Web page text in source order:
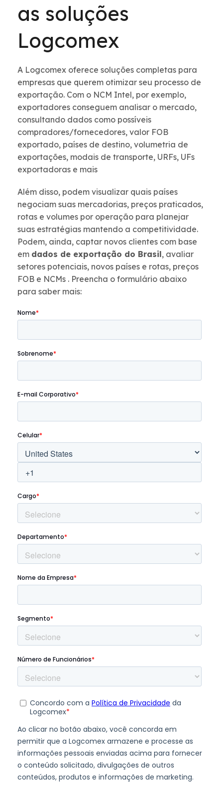
as soluções
Logcomex
A Logcomex oferece soluções completas para
empresas que querem otimizar seu processo de
exportação. Com o NCM Intel, por exemplo,
exportadores conseguem analisar o mercado,
consultando dados como possíveis
compradores/fornecedores, valor FOB
exportado, países de destino, volumetria de
exportações, modais de transporte, URFs, UFs
exportadoras e mais
Além disso, podem visualizar quais países
negociam suas mercadorias, preços praticados,
rotas e volumes por operação para planejar
suas estratégias mantendo a competitividade.
Podem, ainda, captar novos clientes com base
em dados de exportação do Brasil, avaliar
setores potenciais, novos países e rotas, preços
FOB e NCMs . Preencha o formulário abaixo
para saber mais: